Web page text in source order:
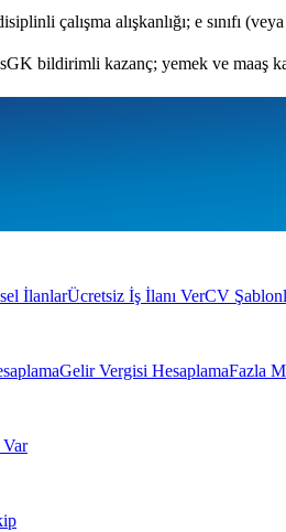
çalışma alışkanlığı; e sınıfı
bildirimli kazanç; yemek ve maaş
İlanlarÜcretsiz İş İlanı VerCV
Gelir Vergisi HesaplamaFazla